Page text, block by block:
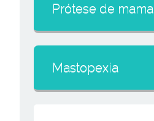
Prótese de mama
Mastopexia